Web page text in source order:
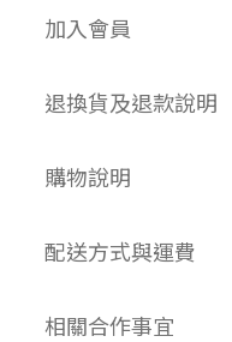
加入會員
退換貨及退款說明
購物說明
配送方式與運費
相關合作事宜